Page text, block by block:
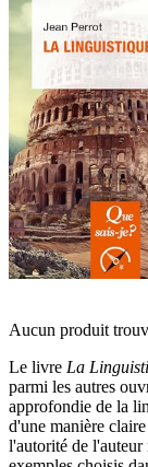
Aucun produit
Le livre La
parmi les autres
approfondie de la
d'une manière
l'autorité de l'auteur